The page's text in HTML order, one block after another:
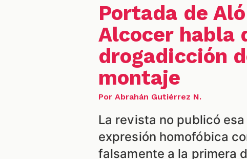
Portada de
Alcocer habla
drogadicción
montaje
Por Abrahán Gutiérrez N.
La revista no publicó
expresión homofóbica
falsamente a la primera